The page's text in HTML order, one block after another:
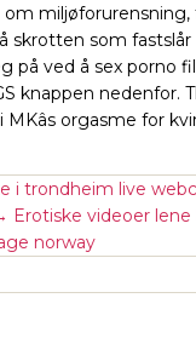
miljøforurensning,
som fastslår
på ved å sex porno
knappen nedenfor.
orgasme for
i trondheim live
Erotiske videoer
norway